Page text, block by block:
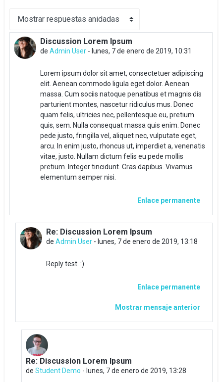
Mostrar modo
Discussion Lorem Ipsum
de Admin User - lunes, 7 de enero de 2019, 10:31
Número de respuestas: 2
Lorem ipsum dolor sit amet, consectetuer adipiscing
elit. Aenean commodo ligula eget dolor. Aenean
massa. Cum sociis natoque penatibus et magnis dis
parturient montes, nascetur ridiculus mus. Donec
quam felis, ultricies nec, pellentesque eu, pretium
quis, sem. Nulla consequat massa quis enim. Donec
pede justo, fringilla vel, aliquet nec, vulputate eget,
arcu. In enim justo, rhoncus ut, imperdiet a, venenatis
vitae, justo. Nullam dictum felis eu pede mollis
pretium. Integer tincidunt. Cras dapibus. Vivamus
elementum semper nisi.
Enlace permanente
En respuesta a Admin User
Re: Discussion Lorem Ipsum
deAdmin User - lunes, 7 de enero de 2019, 13:18
Reply test. :)
Enlace permanente
Mostrar mensaje anterior
En respuesta a Admin User
Re: Discussion Lorem Ipsum
deStudent Demo - lunes, 7 de enero de 2019, 13:28